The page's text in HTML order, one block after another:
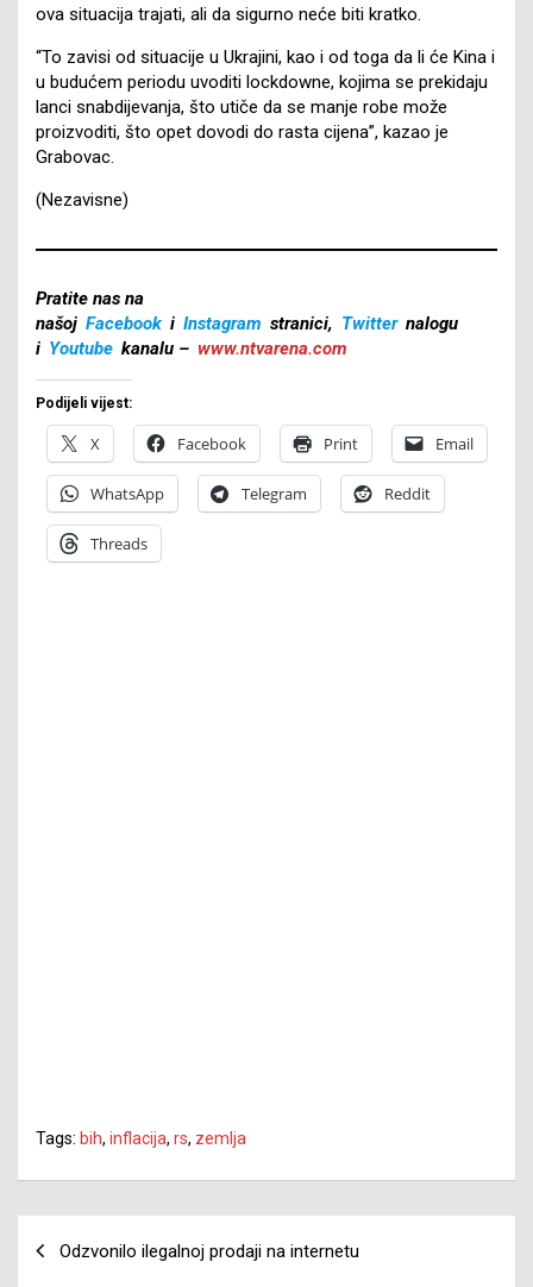
ova situacija trajati, ali da sigurno neće biti kratko.
“To zavisi od situacije u Ukrajini, kao i od toga da li će Kina i
u budućem periodu uvoditi lockdowne, kojima se prekidaju
lanci snabdijevanja, što utiče da se manje robe može
proizvoditi, što opet dovodi do rasta cijena”, kazao je
Grabovac.
(Nezavisne)
Pratite nas na
našoj Facebook i Instagram stranici, Twitter nalogu
i Youtube kanalu – www.ntvarena.com
Podijeli vijest:
X Facebook Print Email
WhatsApp Telegram Reddit
Threads
Tags: bih, inflacija, rs, zemlja
Odzvonilo ilegalnoj prodaji na internetu